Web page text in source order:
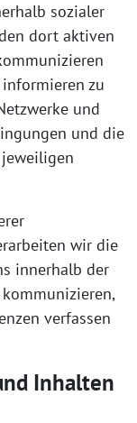
sozialer
dort aktiven
zu
und
und die
wir die
innerhalb der
verfassen
Inhalten